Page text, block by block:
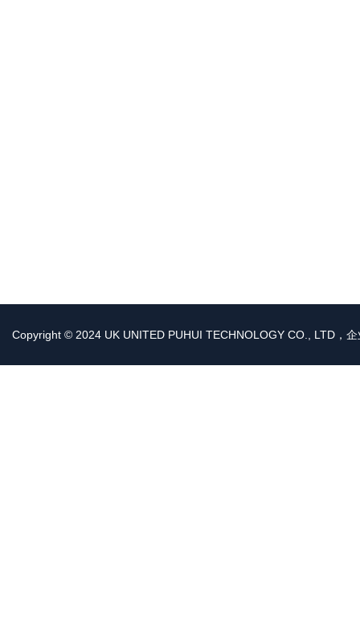
Copyright © 2024 UK UNITED PUHUI TECHNOLOGY CO., LTD，